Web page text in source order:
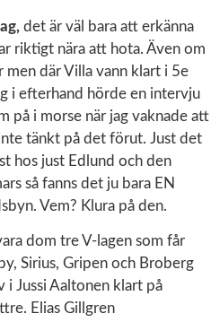
det är väl bara att erkänna
riktigt nära att hota. Även om
där Villa vann klart i 5e
i efterhand hörde en intervju
på i morse när jag vaknade att
tänkt på det förut. Just det
hos just Edlund och den
så fanns det ju bara EN
Vem? Klura på den.
dom tre V-lagen som får
Sirius, Gripen och Broberg
i Jussi Aaltonen klart på
Elias Gillgren